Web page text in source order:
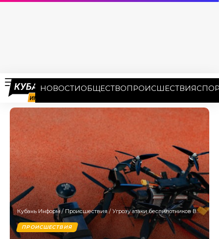
НОВОСТИОБЩЕСТВОПРОИСШЕСТВИЯ
Кубань Информ/ Происшествия/ Угрозу атаки беспилотников ВСУ объявили второй раз за утро на Кубани
ПРОИСШЕСТВИЯ